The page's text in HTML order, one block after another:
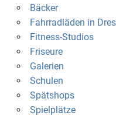
Bäcker
Fahrradläden in
Fitness-Studios
Friseure
Galerien
Schulen
Spätshops
Spielplätze